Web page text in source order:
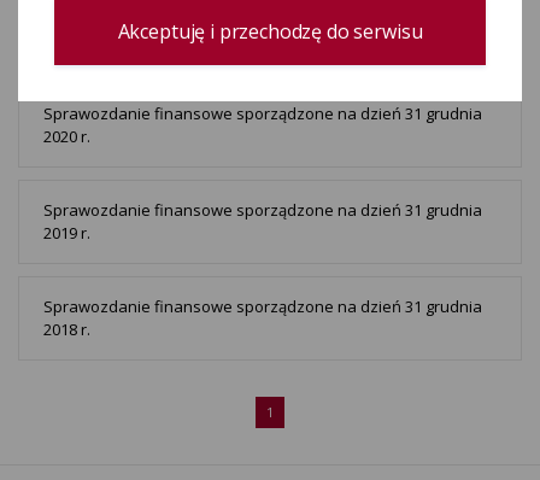
Sprawozdanie finansowe sporządzone na dzień 31 grudnia
2020 r.
Sprawozdanie finansowe sporządzone na dzień 31 grudnia
2019 r.
Sprawozdanie finansowe sporządzone na dzień 31 grudnia
2018 r.
1
Akceptuję i przechodzę do serwisu